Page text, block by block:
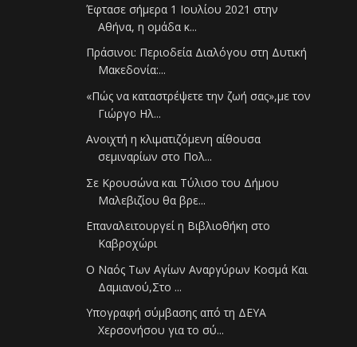
Έφτασε σήμερα 1 Ιουλίου 2021 στην
Αθήνα, η ομάδα κ...
Πράσινοι: Περιοδεία Διαλόγου στη Δυτική
Μακεδονία:...
«Πώς να καταστρέψετε την ζωή σας»,με τον
Γιώργο Ηλ...
Ανοιχτή η κλιματιζόμενη αίθουσα
σεμιναρίων στο Πολ...
Σε Κρουσώνα και Τύλισο του Δήμου
Μαλεβιζίου θα βρε...
Επαναλειτουργεί η Βιβλιοθήκη στο
Καβροχώρι
Ο Ναός Των Αγίων Αναργύρων Κοσμά Και
Δαμιανού,Στο ...
Yπογραφή σύμβασης από τη ΔΕΥΑ
Χερσονήσου για το σύ...